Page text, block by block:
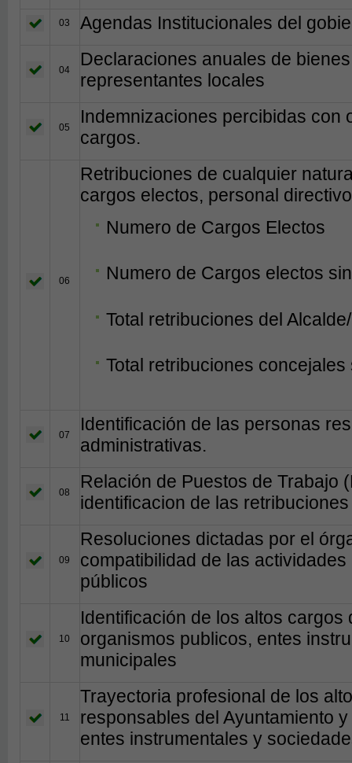
03 Agendas Institucionales del
04
Declaraciones anuales de
representantes locales
05
Indemnizaciones percibidas con
cargos.
06
Retribuciones de cualquier
cargos electos, personal
Numero de Cargos Electos
Numero de Cargos electos
Total retribuciones del
Total retribuciones
07
Identificación de las personas
administrativas.
08
Relación de Puestos de Trabajo
identificacion de las
09
Resoluciones dictadas por el
compatibilidad de las
públicos
10
Identificación de los altos cargos
organismos publicos, entes
municipales
11
Trayectoria profesional de los
responsables del Ayuntamiento
entes instrumentales y